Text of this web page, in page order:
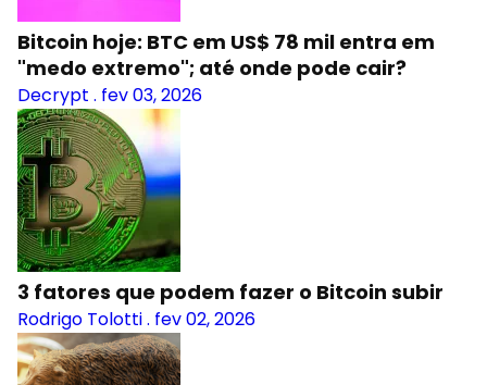
Bitcoin hoje: BTC em US$ 78 mil entra em
"medo extremo"; até onde pode cair?
Decrypt . fev 03, 2026
3 fatores que podem fazer o Bitcoin subir
Rodrigo Tolotti. fev 02, 2026